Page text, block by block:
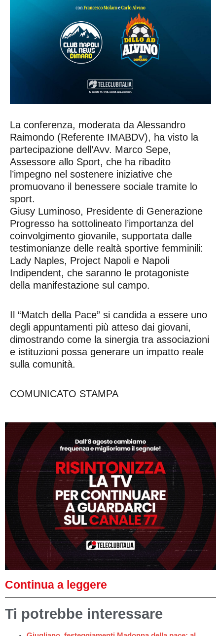
La conferenza, moderata da Alessandro
Raimondo (Referente IMABDV), ha visto la
partecipazione dell’Avv. Marco Sepe,
Assessore allo Sport, che ha ribadito
l’impegno nel sostenere iniziative che
promuovano il benessere sociale tramite lo
sport.
Giusy Luminoso, Presidente di Generazione
Progresso ha sottolineato l’importanza del
coinvolgimento giovanile, supportata dalle
testimonianze delle realtà sportive femminili:
Lady Naples, Project Napoli e Napoli
Indipendent, che saranno le protagoniste
della manifestazione sul campo.
Il “Match della Pace” si candida a essere uno
degli appuntamenti più atteso dai giovani,
dimostrando come la sinergia tra associazioni
e istituzioni possa generare un impatto reale
sulla comunità.
COMUNICATO STAMPA
Continua a leggere
Ti potrebbe interessare